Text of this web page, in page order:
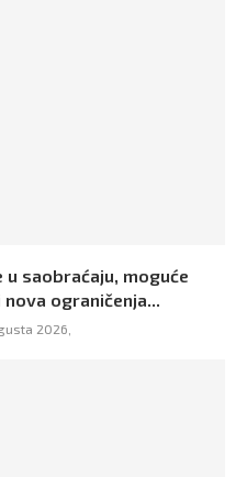
u saobraćaju, moguće
ograničenja...
2026,